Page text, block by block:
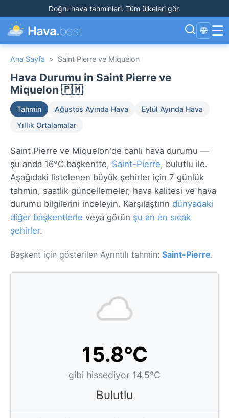
Doğru hava tahminleri. Tüm ülkeleri gör.
Hava.best 🌐 ☰
Ana Sayfa > Saint Pierre ve Miquelon
Hava Durumu in Saint Pierre ve
Miquelon 🇵🇲
Tahmin Ağustos Ayında Hava
Eylül Ayında Hava
Yıllık Ortalamalar
Saint Pierre ve Miquelon'de canlı hava durumu —
şu anda 16°C başkentte, Saint-Pierre, bulutlu ile.
Aşağıdaki listelenen büyük şehirler için 7 günlük
tahmin, saatlik güncellemeler, hava kalitesi ve hava
durumu bilgilerini inceleyin. Karşılaştırın dünyadaki
diğer başkentlerle veya görün şu an en sıcak
şehirler.
Başkent için gösterilen Ayrıntılı tahmin: Saint-Pierre.
15.8°C
gibi hissediyor 14.5°C
Bulutlu